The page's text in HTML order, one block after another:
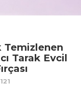
Tarak Evcil